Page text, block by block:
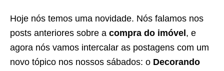
Hoje nós temos uma novidade. Nós falamos nos
posts anteriores sobre a compra do imóvel , e
agora nós vamos intercalar as postagens com um
novo tópico nos nossos sábados: o Decorando